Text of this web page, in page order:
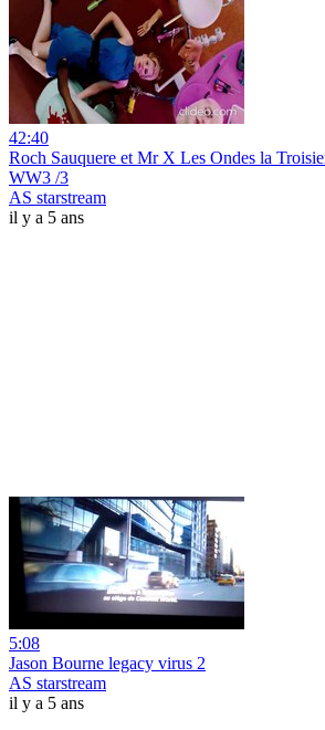
42:40
Roch Sauquere et Mr X Les Ondes la
WW3 /3
AS starstream
il y a 5 ans
5:08
Jason Bourne legacy virus 2
AS starstream
il y a 5 ans